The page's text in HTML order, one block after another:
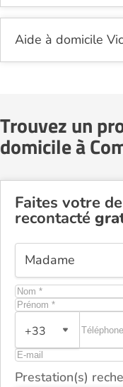
Aide à domicile
Trouvez un
domicile à
Faites votre
recontacté
+33
Prestation(s)